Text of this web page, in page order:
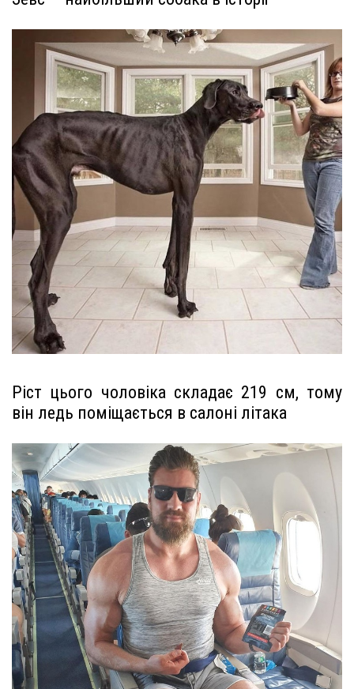
Ріст цього чоловіка складає 219 см, тому
він ледь поміщається в салоні літака